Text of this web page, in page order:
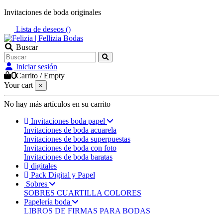
Invitaciones de boda originales
Lista de deseos ()
Buscar
Iniciar sesión
0Carrito /Empty
Your cart
×
No hay más artículos en su carrito
Invitaciones boda papel
Invitaciones de boda acuarela
Invitaciones de boda superpuestas
Invitaciones de boda con foto
Invitaciones de boda baratas
digitales
Pack Digital y Papel
Sobres
SOBRES CUARTILLA COLORES
Papelería boda
LIBROS DE FIRMAS PARA BODAS